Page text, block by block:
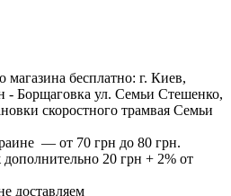
бесплатно: г. Киев,
- Борщаговка ул. Семьи Стешенко,
скоростного трамвая Семьи
— от 70 грн до 80 грн.
20 грн + 2% от
доставляем